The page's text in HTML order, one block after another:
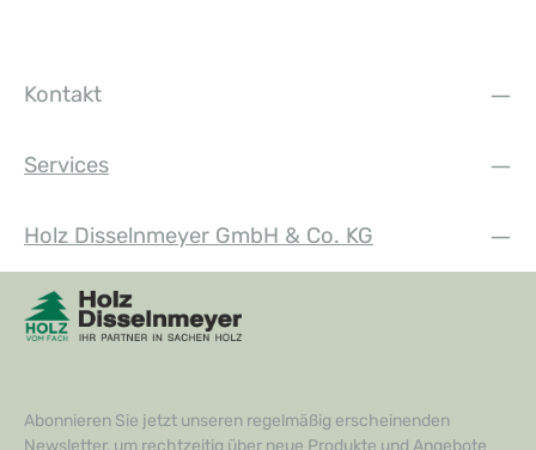
Kontakt
Services
Holz Disselnmeyer GmbH & Co. KG
Abonnieren Sie jetzt unseren regelmäßig erscheinenden